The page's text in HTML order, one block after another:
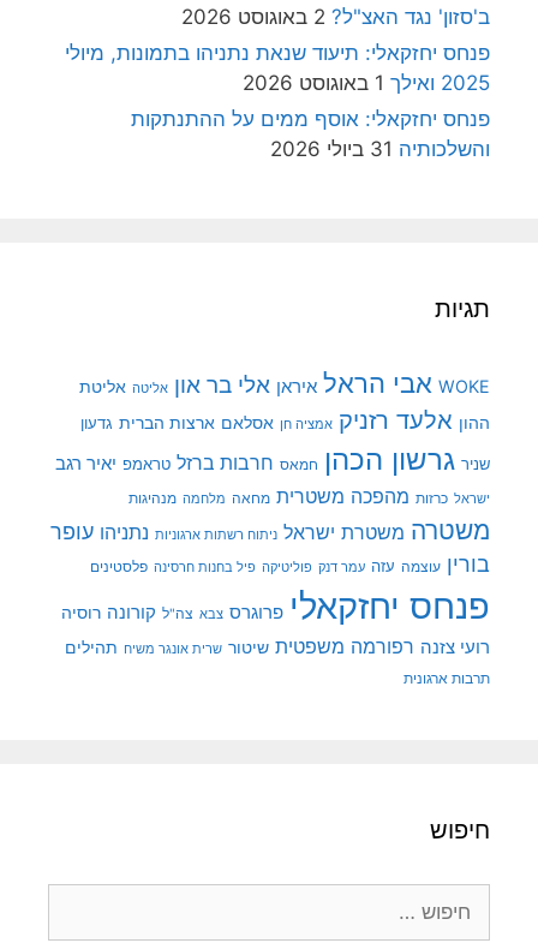
ב'סזון' נגד האצ"ל? 2 באוגוסט 2026
פנחס יחזקאלי: תיעוד שנאת נתניהו בתמונות, מיולי
2025 ואילך
1 באוגוסט 2026
פנחס יחזקאלי: אוסף ממים על ההתנתקות
והשלכותיה 31 ביולי 2026
תגיות
WOKE אבי הראל איראן אלי בר און אליטה אליטת
ההון אלעד רזניק אמציה חן אסלאם ארצות הברית גדעון
שניר גרשון הכהן חמאס חרבות ברזל טראמפ יאיר רגב
ישראל כרזות מהפכה משטרית מחאה מלחמה מנהיגות
משטרה משטרת ישראל ניתוח רשתות ארגוניות נתניהו עופר
בורין עוצמה עזה עמר דנק פוליטיקה פיל בחנות חרסינה פלסטינים
פנחס יחזקאלי פרוגרס צבא צה"ל קורונה רוסיה
רועי צזנה רפורמה משפטית שיטור שרית אונגר משיח תהילים
תרבות ארגונית
חיפוש